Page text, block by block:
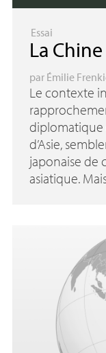
Essai
La
par Émilie
Le contexte
diplomatique
d’Asie,
japonaise de
asiatique.